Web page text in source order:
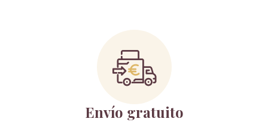
Envío gratuito